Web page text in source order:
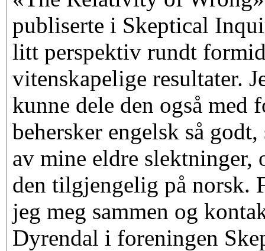
publiserte i Skeptical
litt perspektiv rundt
vitenskapelige resultater.
kunne dele den også med
behersker engelsk så
av mine eldre slektninger,
den tilgjengelig på norsk.
jeg meg sammen og
Dyrendal i foreningen